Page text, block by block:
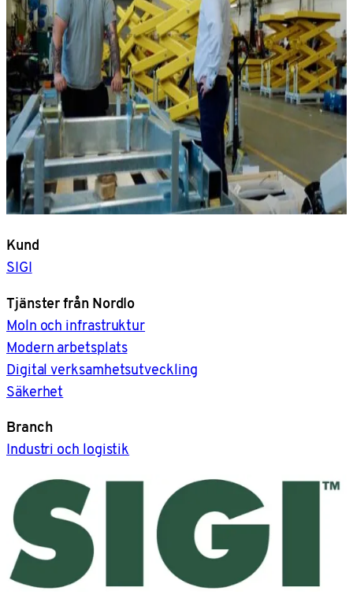
Kund
SIGI
Tjänster från Nordlo
Moln och infrastruktur
Modern arbetsplats
Digital verksamhetsutveckling
Säkerhet
Branch
Industri och logistik